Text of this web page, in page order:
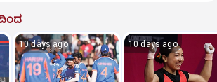
10 days ago 10 days ago